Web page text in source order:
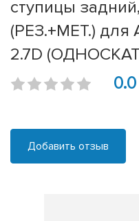
ступицы
(РЕЗ.+МЕТ.) для
2.7D
0.0
Добавить отзыв